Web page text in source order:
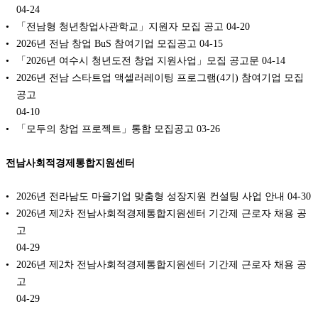
04-24
「전남형 청년창업사관학교」지원자 모집 공고 04-20
2026년 전남 창업 BuS 참여기업 모집공고 04-15
「2026년 여수시 청년도전 창업 지원사업」모집 공고문 04-14
2026년 전남 스타트업 액셀러레이팅 프로그램(4기) 참여기업 모집
공고
04-10
「모두의 창업 프로젝트」통합 모집공고 03-26
전남사회적경제통합지원센터
2026년 전라남도 마을기업 맞춤형 성장지원 컨설팅 사업 안내 04-30
2026년 제2차 전남사회적경제통합지원센터 기간제 근로자 채용 공
고
04-29
2026년 제2차 전남사회적경제통합지원센터 기간제 근로자 채용 공
고
04-29